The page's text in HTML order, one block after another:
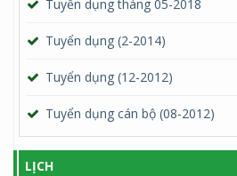
Tuyển dụng tháng 05-2018
Tuyển dụng (2-2014)
Tuyển dụng (12-2012)
Tuyển dụng cán bộ (08-2012)
LỊCH